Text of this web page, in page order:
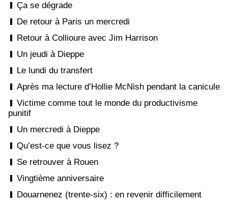
Ça se dégrade
De retour à Paris un mercredi
Retour à Collioure avec Jim Harrison
Un jeudi à Dieppe
Le lundi du transfert
Après ma lecture d’Hollie McNish pendant la canicule
Victime comme tout le monde du productivisme
punitif
Un mercredi à Dieppe
Qu’est-ce que vous lisez ?
Se retrouver à Rouen
Vingtième anniversaire
Douarnenez (trente-six) : en revenir difficilement